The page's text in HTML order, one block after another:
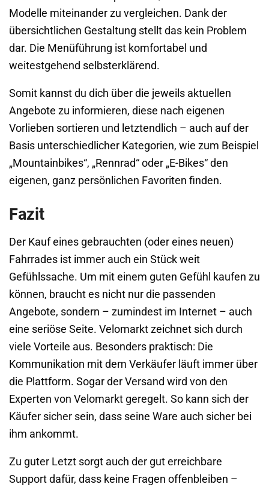
Modelle miteinander zu vergleichen. Dank der
übersichtlichen Gestaltung stellt das kein Problem
dar. Die Menüführung ist komfortabel und
weitestgehend selbsterklärend.
Somit kannst du dich über die jeweils aktuellen
Angebote zu informieren, diese nach eigenen
Vorlieben sortieren und letztendlich – auch auf der
Basis unterschiedlicher Kategorien, wie zum Beispiel
„Mountainbikes“, „Rennrad“ oder „E-Bikes“ den
eigenen, ganz persönlichen Favoriten finden.
Fazit
Der Kauf eines gebrauchten (oder eines neuen)
Fahrrades ist immer auch ein Stück weit
Gefühlssache. Um mit einem guten Gefühl kaufen zu
können, braucht es nicht nur die passenden
Angebote, sondern – zumindest im Internet – auch
eine seriöse Seite. Velomarkt zeichnet sich durch
viele Vorteile aus. Besonders praktisch: Die
Kommunikation mit dem Verkäufer läuft immer über
die Plattform. Sogar der Versand wird von den
Experten von Velomarkt geregelt. So kann sich der
Käufer sicher sein, dass seine Ware auch sicher bei
ihm ankommt.
Zu guter Letzt sorgt auch der gut erreichbare
Support dafür, dass keine Fragen offenbleiben –